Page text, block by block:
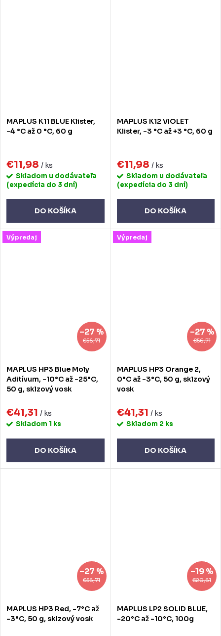
MAPLUS K11 BLUE Klister,
-4 °C až 0 °C, 60 g
€11,98 / ks
Skladom u dodávateľa
(expedícia do 3 dní)
DO KOŠÍKA
MAPLUS K12 VIOLET
Klister, -3 °C až +3 °C, 60 g
€11,98 / ks
Skladom u dodávateľa
(expedícia do 3 dní)
DO KOŠÍKA
Výpredaj
€56,71
–27 %
MAPLUS HP3 Blue Moly
Aditívum, -10°C až -25°C,
50 g, sklzový vosk
€41,31 / ks
Skladom 1 ks
DO KOŠÍKA
Výpredaj
€56,71
–27 %
MAPLUS HP3 Orange 2,
0°C až -3°C, 50 g, sklzový
vosk
€41,31 / ks
Skladom 2 ks
DO KOŠÍKA
€56,71
–27 %
MAPLUS HP3 Red, -7°C až
-3°C, 50 g, sklzový vosk
€20,61
–19 %
MAPLUS LP2 SOLID BLUE,
-20°C až -10°C, 100g